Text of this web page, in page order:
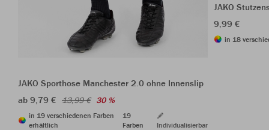
JAKO Sporthose Manchester 2.0 ohne Innenslip
ab 9,79 € 13,99 € 30 %
in 19 verschiedenen Farben
erhältlich
19
Farben
Individualisierbar
JAKO
9,99 €
in 18